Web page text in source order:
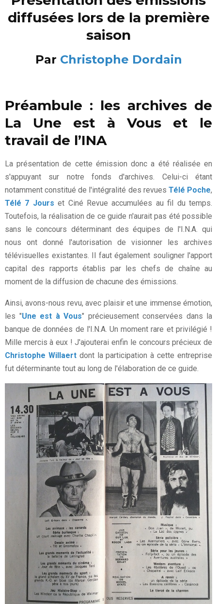
diffusées lors de la première
saison
Par Christophe Dordain
Préambule : les archives de
La Une est à Vous et le
travail de l’INA
La présentation de cette émission donc a été réalisée en
s'appuyant sur notre fonds d'archives. Celui-ci étant
notamment constitué de l'intégralité des revues Télé Poche,
Télé 7 Jours et Ciné Revue accumulées au fil du temps.
Toutefois, la réalisation de ce guide n'aurait pas été possible
sans le concours déterminant des équipes de l'I.N.A. qui
nous ont donné l'autorisation de visionner les archives
télévisuelles existantes. Il faut également souligner l'apport
capital des rapports établis par les chefs de chaîne au
moment de la diffusion de chacune des émissions.
Ainsi, avons-nous revu, avec plaisir et une immense émotion,
les "Une est à Vous" précieusement conservées dans la
banque de données de l'I.N.A. Un moment rare et privilégié !
Mille mercis à eux ! J'ajouterai enfin le concours précieux de
Christophe Willaertdont la participation à cette entreprise
fut déterminante tout au long de l'élaboration de ce guide.